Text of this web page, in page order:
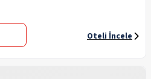
Oteli İncele